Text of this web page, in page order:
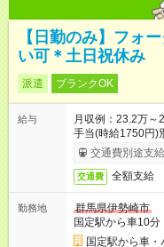
【日勤のみ】フォ
い可＊土日祝休み
派遣 ブランクOK
給与
月収例：23.2万
手当(時給1750円)
交通費別途支
交通費 全額支給
勤務地
群馬県伊勢崎市
国定駅から車10分
国定駅から車・